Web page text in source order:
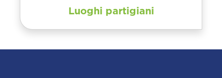
Luoghi partigiani